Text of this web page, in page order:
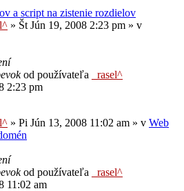
a script na zistenie rozdielov
» Št Jún 19, 2008 2:23 pm » v
od používateľa
_rasel^
2:23 pm
» Pi Jún 13, 2008 11:02 am » v Web
od používateľa
_rasel^
11:02 am